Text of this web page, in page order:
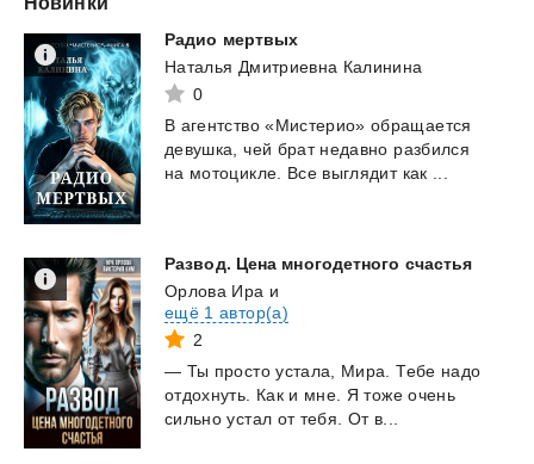
Радио мертвых
Наталья Дмитриевна Калинина
0
В агентство «Мистерио» обращается
девушка,
чей брат недавно разбился
на мотоцикле. Все выглядит как
Развод. Цена многодетного счастья
Орлова Ира и
ещё 1 автор(а)
2
— Ты просто устала, Мира. Тебе надо
отдохнуть.
Как и мне. Я тоже очень
сильно устал от тебя. От в...